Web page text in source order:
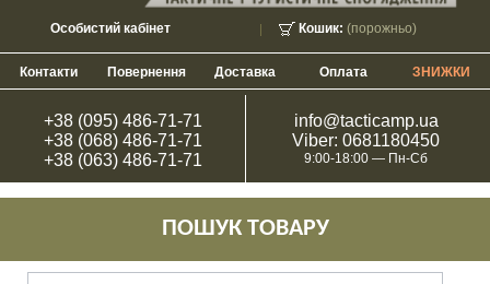
Кошик: (порожньо)
Особистий кабінет
Контакти Повернення Доставка Оплата ЗНИЖКИ
+38 (095) 486-71-71
+38 (068) 486-71-71
+38 (063) 486-71-71
info@tacticamp.ua
Viber: 0681180450
9:00-18:00 — Пн-Сб
ПОШУК ТОВАРУ